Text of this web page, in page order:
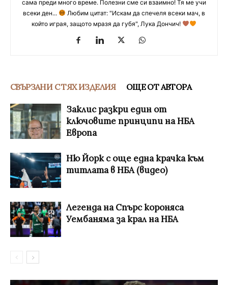
сама преди много време. Полезни сме си взаимно! Тя ме учи
всеки ден...
Любим цитат: "Искам да спечеля всеки мач, в
който играя, защото мразя да губя", Лука Дончич!
СВЪРЗАНИ С ТЯХ ИЗДЕЛИЯ ОЩЕ ОТ АВТОРА
Заклис разкри един от
ключовите принципи на НБА
Европа
Ню Йорк с още една крачка към
титлата в НБА (видео)
Легенда на Спърс короняса
Уембаняма за крал на НБА